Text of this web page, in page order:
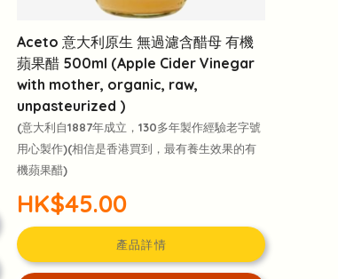
Aceto 意大利原生 無過濾含醋母 有機
蘋果醋 500ml (Apple Cider Vinegar
with mother, organic, raw,
unpasteurized )
(意大利自1887年成立，130多年製作經驗老字號
用心製作)(相信是香港買到，最有養生效果的有
機蘋果醋)
HK$45.00
產品詳情